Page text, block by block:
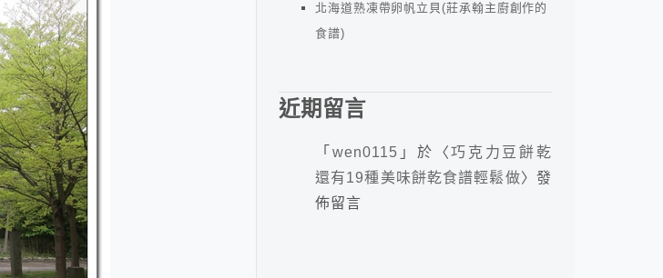
北海道熟凍帶卵帆立貝(莊承翰主廚創作的
食譜)
近期留言
「 wen0115 」於〈巧克力豆餅乾
還有19種美味餅乾食譜輕鬆做〉發
佈留言